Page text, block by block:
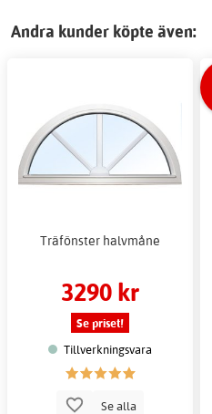
Andra kunder köpte även:
Träfönster halvmåne
3290 kr
Se priset!
Tillverkningsvara
Se alla